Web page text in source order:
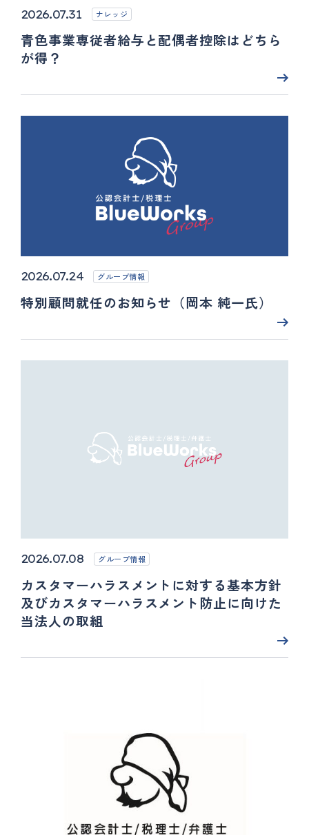
2026.07.31 ナレッジ
青色事業専従者給与と配偶者控除はどちら
が得？
2026.07.24 グループ情報
特別顧問就任のお知らせ（岡本 純一氏）
2026.07.08 グループ情報
カスタマーハラスメントに対する基本方針
及びカスタマーハラスメント防止に向けた
当法人の取組